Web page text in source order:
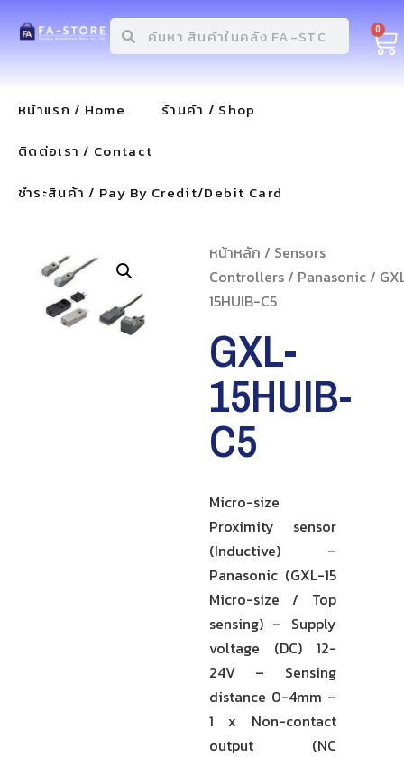
0
หน้าแรก / Home
ร้านค้า / Shop
ติดต่อเรา / Contact
ชำระสินค้า / Pay By Credit/Debit Card
หน้าหลัก / Sensors
Controllers/ Panasonic/
15HUIB-C5
GXL-
15HUIB-
C5
Micro-size
Proximity sensor
(Inductive) –
Panasonic (GXL-15
Micro-size / Top
sensing) – Supply
voltage (DC) 12-
24V – Sensing
distance 0-4mm –
1 x Non-contact
output (NC